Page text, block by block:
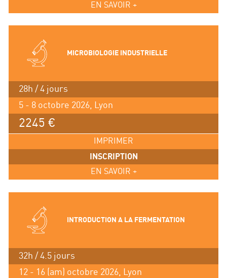
EN SAVOIR +
MICROBIOLOGIE INDUSTRIELLE
28h / 4 jours
5 - 8 octobre 2026, Lyon
2245 €
IMPRIMER
INSCRIPTION
EN SAVOIR +
INTRODUCTION A LA FERMENTATION
32h / 4.5 jours
12 - 16 (am) octobre 2026, Lyon